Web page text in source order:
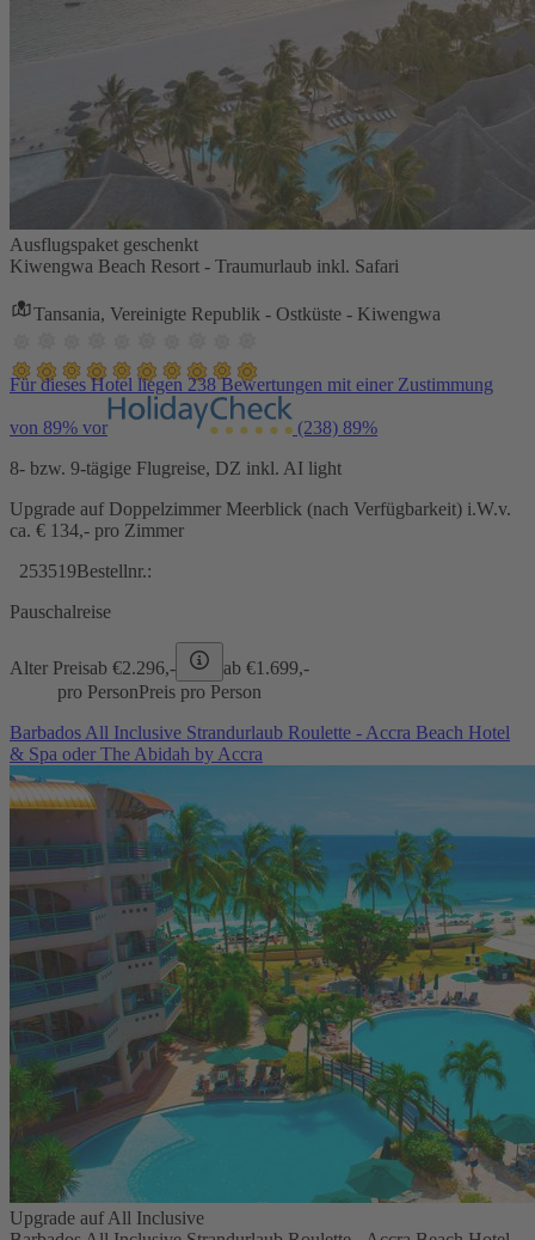
Ausflugspaket geschenkt
Kiwengwa Beach Resort - Traumurlaub inkl. Safari
Tansania, Vereinigte Republik - Ostküste - Kiwengwa
Für dieses Hotel liegen 238 Bewertungen mit einer Zustimmung
von 89% vor (238) 89%
8- bzw. 9-tägige Flugreise, DZ inkl. AI light
Upgrade auf Doppelzimmer Meerblick (nach Verfügbarkeit) i.W.v.
ca. € 134,- pro Zimmer
253519Bestellnr.:
Pauschalreise
Alter Preisab €2.296,- ab €1.699,-
pro PersonPreis pro Person
Barbados All Inclusive Strandurlaub Roulette - Accra Beach Hotel
& Spa oder The Abidah by Accra
Upgrade auf All Inclusive